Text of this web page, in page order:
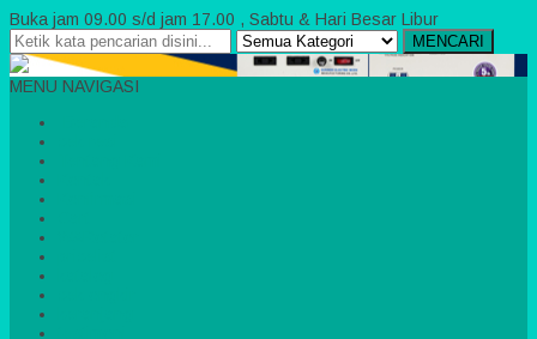
Buka jam 09.00 s/d jam 17.00 , Sabtu & Hari Besar Libur
MENCARI
MENU NAVIGASI